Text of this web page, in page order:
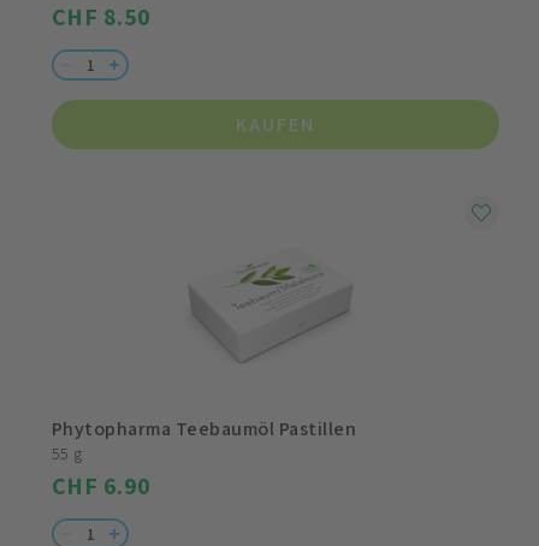
CHF 8.50
KAUFEN
Phytopharma Teebaumöl Pastillen
55 g
CHF 6.90